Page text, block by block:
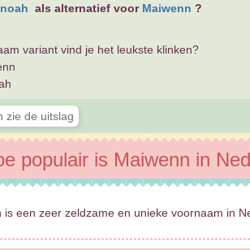
als alternatief voor Maiwenn ?
variant vind je het leukste klinken?
populair is Maiwenn in
is een zeer zeldzame en unieke voornaam in